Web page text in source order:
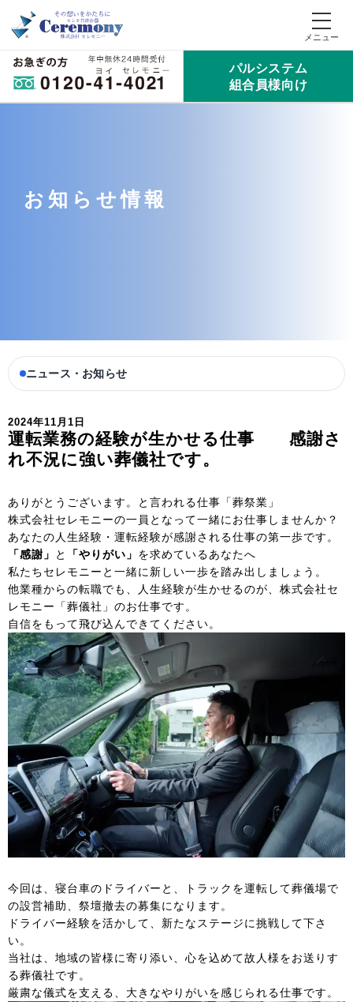
パルシステム
組合員様向け
お知らせ情報
ニュース・お知らせ
2024年11月1日
運転業務の経験が生かせる仕事 感謝さ
れ不況に強い葬儀社です。
ありがとうございます。と言われる仕事「葬祭業」
株式会社セレモニーの一員となって一緒にお仕事しませんか？
あなたの人生経験・運転経験が感謝される仕事の第一歩です。
「感謝」
と 「やりがい」 を求めているあなたへ
私たちセレモニーと一緒に新しい一歩を踏み出しましょう。
他業種からの転職でも、人生経験が生かせるのが、株式会社セ
レモニー「葬儀社」のお仕事です。
自信をもって飛び込んできてください。
今回は、寝台車のドライバーと、トラックを運転して葬儀場で
の設営補助、祭壇撤去の募集になります。
ドライバー経験を活かして、新たなステージに挑戦して下さ
い。
当社は、地域の皆様に寄り添い、心を込めて故人様をお送りす
る葬儀社です。
厳粛な儀式を支える、大きなやりがいを感じられる仕事です。